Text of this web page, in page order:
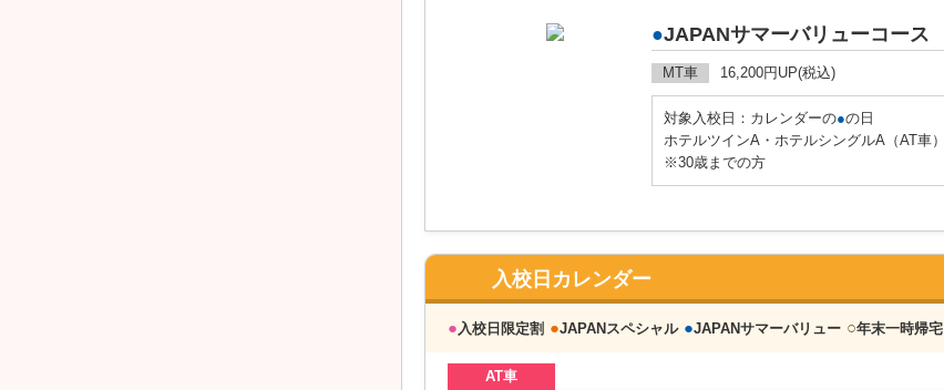
●JAPANサマーバリューコース
MT車 16,200円UP(税込)
対象入校日：カレンダーの●の日
ホテルツインA・ホテルシングルA（AT車）
※30歳までの方
入校日カレンダー
●入校日限定割 ●JAPANスペシャル ●JAPANサマーバリュー ○年末一時帰宅
AT車